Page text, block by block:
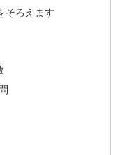
そろえます